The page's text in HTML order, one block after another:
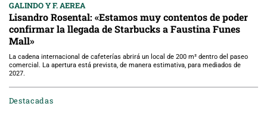
GALINDO Y F. AEREA
Lisandro Rosental: «Estamos muy contentos de poder
confirmar la llegada de Starbucks a Faustina Funes
Mall»
La cadena internacional de cafeterías abrirá un local de 200 m² dentro del paseo
comercial. La apertura está prevista, de manera estimativa, para mediados de
2027.
Destacadas